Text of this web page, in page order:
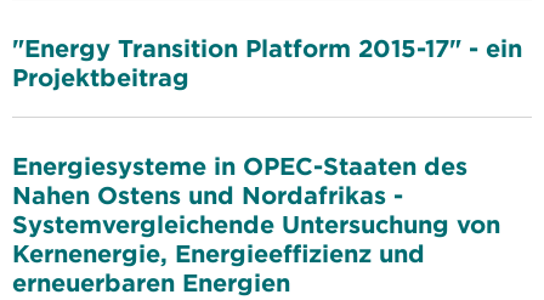
"Energy Transition Platform 2015-17" - ein
Projektbeitrag
Energiesysteme in OPEC-Staaten des
Nahen Ostens und Nordafrikas -
Systemvergleichende Untersuchung von
Kernenergie, Energieeffizienz und
erneuerbaren Energien